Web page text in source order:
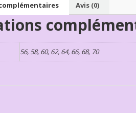
Avis (0)
56, 58, 60, 62, 64, 66, 68, 70